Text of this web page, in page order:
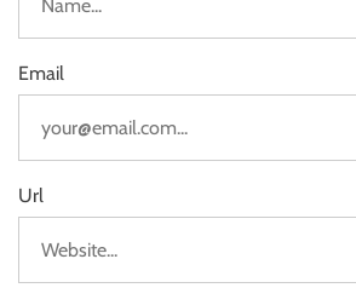
Email
Url